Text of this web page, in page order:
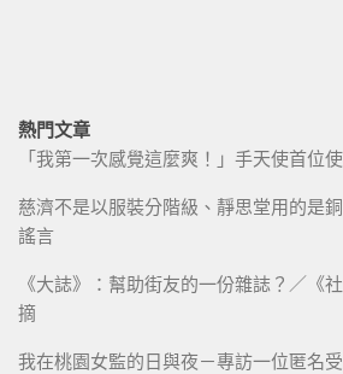
熱門文章
「我第一次感覺這麼爽！」手天使首位
慈濟不是以服裝分階級、靜思堂用的是
謠言
《大誌》：幫助街友的一份雜誌？／《
摘
我在桃園女監的日與夜－專訪一位匿名